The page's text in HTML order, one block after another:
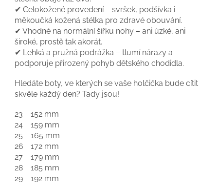
✔ Celokožené provedení – svršek, podšívka i
měkoučká kožená stélka pro zdravé obouvání.
✔ Vhodné na normální šířku nohy – ani úzké, ani
široké, prostě tak akorát.
✔ Lehká a pružná podrážka – tlumí nárazy a
podporuje přirozený pohyb dětského chodidla.
Hledáte boty, ve kterých se vaše holčička bude cítit
skvěle každý den? Tady jsou!
23
152 mm
24
159 mm
25
165 mm
26
172 mm
27
179 mm
28
185 mm
29
192 mm